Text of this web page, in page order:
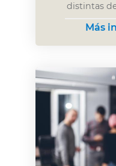
distintas
Más